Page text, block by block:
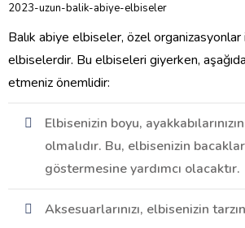
2023-uzun-balik-abiye-elbiseler
Balık abiye elbiseler, özel
elbiselerdir. Bu elbiseleri giyerken,
etmeniz önemlidir:
Elbisenizin boyu,
olmalıdır. Bu, elbisenizin
göstermesine yardımcı olacaktır.
Aksesuarlarınızı, elbisenizin